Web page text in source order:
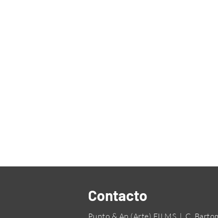
Contacto
Punto & Ap (Arte) FILMS | C.